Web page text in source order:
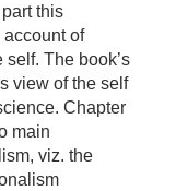
this
of
self. The book’s
view of the self
Chapter
main
viz. the